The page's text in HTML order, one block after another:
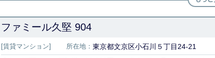
ファミール久堅 904
[賃貸マンション] 所在地： 東京都文京区小石川５丁目24-21